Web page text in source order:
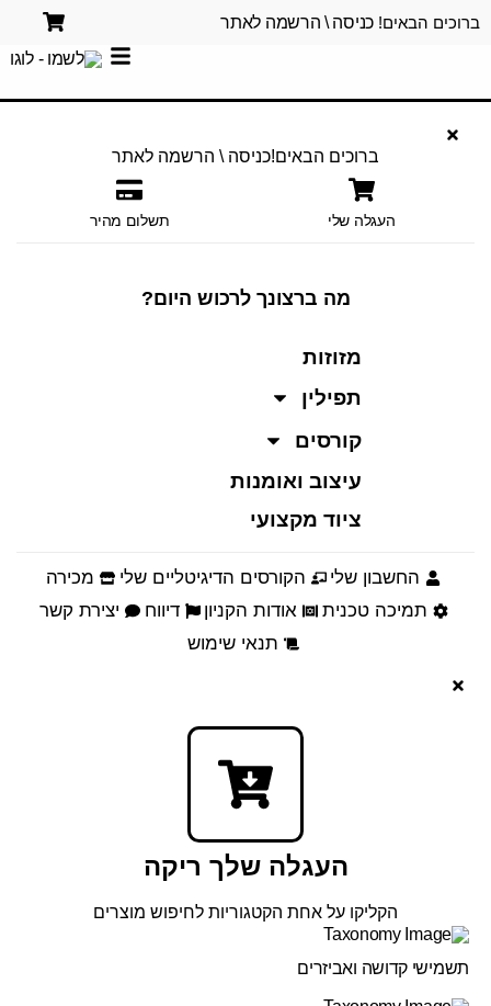
ברוכים הבאים! כניסה \ הרשמה לאתר
ברוכים הבאים!כניסה \ הרשמה לאתר
העגלה שלי תשלום מהיר
מה ברצונך לרכוש היום?
מזוזות
תפילין
קורסים
עיצוב ואומנות
ציוד מקצועי
החשבון שלי הקורסים הדיגיטליים שלי
מכירה
תמיכה טכנית
אודות הקניון דיווח
יצירת קשר
תנאי שימוש
העגלה שלך ריקה
הקליקו על אחת הקטגוריות לחיפוש מוצרים
תשמישי קדושה ואביזרים